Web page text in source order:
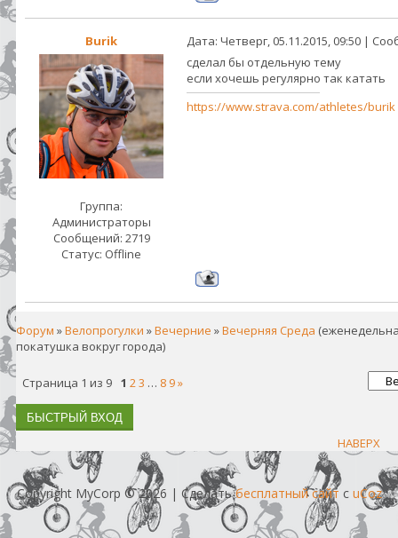
Burik Дата: Четверг, 05.11.2015, 09:50 |
Группа:
Администраторы
Сообщений: 2719
Статус: Offline
сделал бы отдельную тему
если хочешь регулярно так катать
https://www.strava.com/athletes/burik
Форум »Велопрогулки »Вечерние »Вечерняя Среда
покатушка вокруг города)
Страница 1 из 9 1 23 … 8 9»
НАВЕРХ
Copyright MyCorp © 2026 | Сделатьбесплатный сайт с uCoz